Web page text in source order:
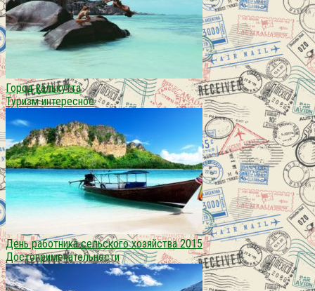
Город калькутта
Туризм интересное
День работника сельского хозяйства 2015
Достопримечательности